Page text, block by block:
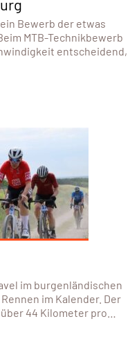
Bewerb der etwas
MTB-Technikbewerb
entscheidend,
im burgenländischen
im Kalender. Der
44 Kilometer pro…